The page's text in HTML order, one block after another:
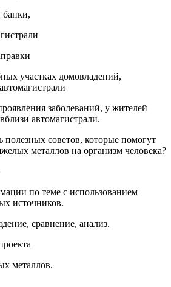
банки,
участках домовладений,
заболеваний, у жителей
автомагистрали.
полезных советов, которые помогут
металлов на организм человека?
по теме с использованием
источников.
сравнение, анализ.
металлов.